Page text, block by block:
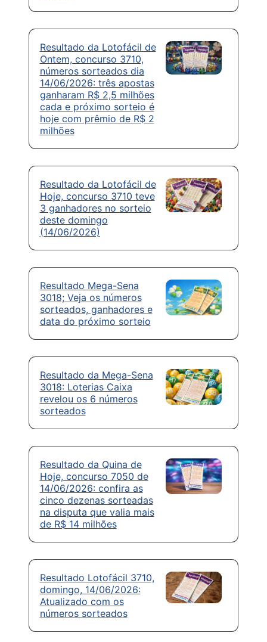
Resultado da Lotofácil de
Ontem, concurso 3710,
números sorteados dia
14/06/2026: três apostas
ganharam R$ 2,5 milhões
cada e próximo sorteio é
hoje com prêmio de R$ 2
milhões
Resultado da Lotofácil de
Hoje, concurso 3710 teve
3 ganhadores no sorteio
deste domingo
(14/06/2026)
Resultado Mega-Sena
3018; Veja os números
sorteados, ganhadores e
data do próximo sorteio
Resultado da Mega-Sena
3018: Loterias Caixa
revelou os 6 números
sorteados
Resultado da Quina de
Hoje, concurso 7050 de
14/06/2026: confira as
cinco dezenas sorteadas
na disputa que valia mais
de R$ 14 milhões
Resultado Lotofácil 3710,
domingo, 14/06/2026:
Atualizado com os
números sorteados